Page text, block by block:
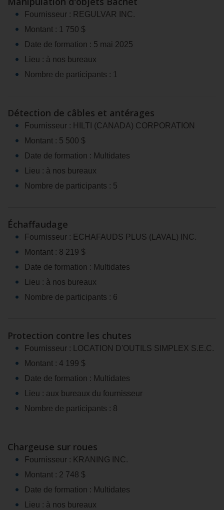
Fournisseur : REGULVAR INC.
Montant : 1 750 $
Date de formation : 5 mai 2025
Lieu : à nos bureaux
Nombre de participants : 1
Détection de câbles et antérages
Fournisseur : HILTI (CANADA) CORPORATION
Montant : 5 500 $
Date de formation : Multidates
Lieu : à nos bureaux
Nombre de participants : 5
Échaffaudage
Fournisseur : ECHAFAUDS PLUS (LAVAL) INC.
Montant : 8 219 $
Date de formation : Multidates
Lieu : à nos bureaux
Nombre de participants : 6
Protection contre les chutes
Fournisseur : LOCATION D'OUTILS SIMPLEX S.E.C.
Montant : 4 199 $
Date de formation : Multidates
Lieu : aux bureaux du fournisseur
Nombre de participants : 8
Chargeuse sur roues
Fournisseur : KRANING INC.
Montant : 2 748 $
Date de formation : Multidates
Lieu : à nos bureaux